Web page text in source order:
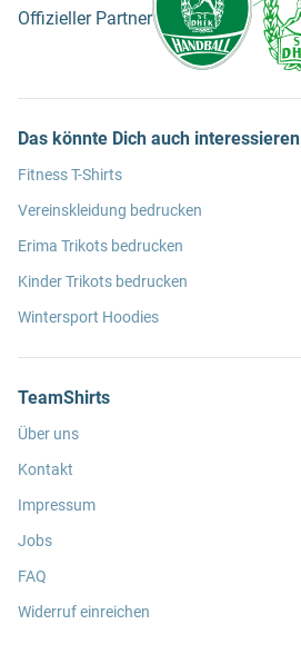
Offizieller Partner
Das könnte Dich auch interessieren
Fitness T-Shirts
Vereinskleidung bedrucken
Erima Trikots bedrucken
Kinder Trikots bedrucken
Wintersport Hoodies
TeamShirts
Über uns
Kontakt
Impressum
Jobs
FAQ
Widerruf einreichen